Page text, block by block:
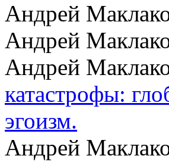
Андрей
Андрей
Андрей
катастрофы:
эгоизм.
Андрей